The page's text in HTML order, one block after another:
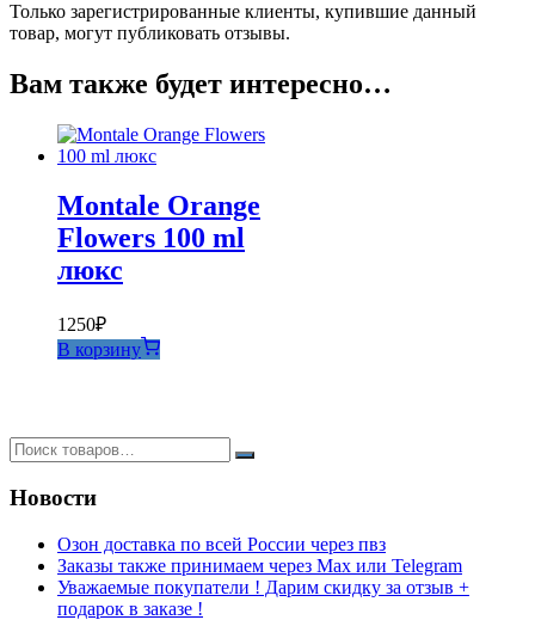
Только зарегистрированные клиенты, купившие данный
товар, могут публиковать отзывы.
Вам также будет интересно…
Montale Orange
Flowers 100 ml
люкс
1250₽
В корзину
Новости
Озон доставка по всей России через пвз
Заказы также принимаем через Max или Telegram
Уважаемые покупатели ! Дарим скидку за отзыв +
подарок в заказе !